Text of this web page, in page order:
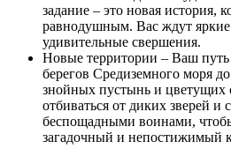
задание – это новая история,
равнодушным. Вас ждут
удивительные свершения.
Новые территории – Ваш путь
берегов Средиземного моря
знойных пустынь и цветущих
отбиваться от диких зверей и
беспощадными воинами,
загадочный и непостижимый